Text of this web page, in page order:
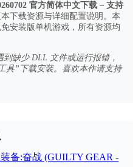
官方简体中文下载 – 支持
下载资源与详细配置说明。本
安装版单机游戏，所有资源均
缺少 DLL 文件或运行报错，
具”下载安装。喜欢本作请支持
备:奋战 (GUILTY GEAR -